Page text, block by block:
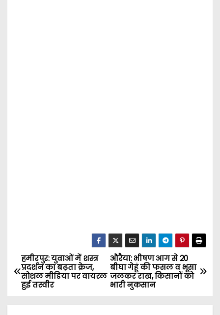
P
o
s
औरैया: भीषण आग से 20
बीघा गेहूं की फसल व भूसा
जलकर राख, किसानों को
भारी नुकसान
हमीरपुर: युवाओं में शस्त्र
प्रदर्शन का बढ़ता क्रेज,
सोशल मीडिया पर वायरल
हुई तस्वीर